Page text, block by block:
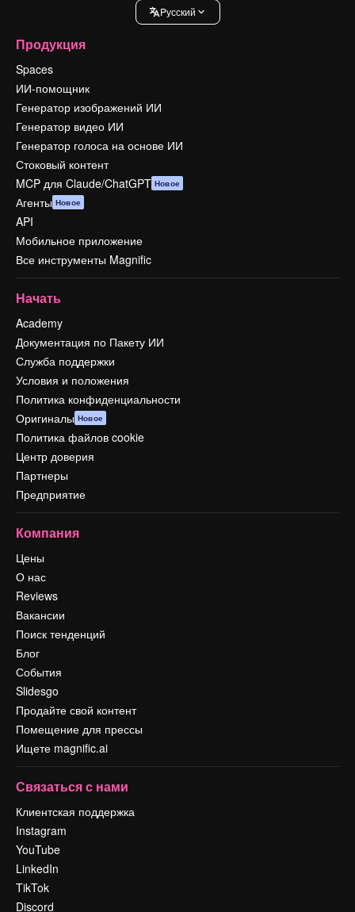
Pусский
Продукция
Spaces
ИИ-помощник
Генератор изображений ИИ
Генератор видео ИИ
Генератор голоса на основе ИИ
Стоковый контент
MCP для Claude/ChatGPT Новое
Агенты Новое
API
Мобильное приложение
Все инструменты Magnific
Начать
Academy
Документация по Пакету ИИ
Служба поддержки
Условия и положения
Политика конфиденциальности
Оригиналы Новое
Политика файлов cookie
Центр доверия
Партнеры
Предприятие
Компания
Цены
О нас
Reviews
Вакансии
Поиск тенденций
Блог
События
Slidesgo
Продайте свой контент
Помещение для прессы
Ищете magnific.ai
Связаться с нами
Клиентская поддержка
Instagram
YouTube
LinkedIn
TikTok
Discord